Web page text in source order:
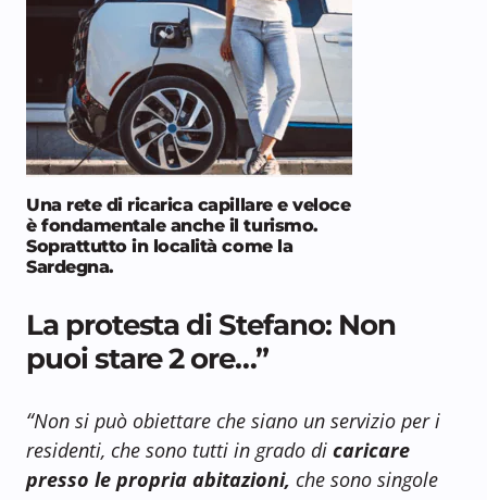
Una rete di ricarica capillare e veloce
è fondamentale anche il turismo.
Soprattutto in località come la
Sardegna.
La protesta di Stefano: Non
puoi stare 2 ore…”
“Non si può obiettare che siano un servizio per i
residenti, che sono tutti in grado di caricare
presso le propria abitazioni, che sono singole